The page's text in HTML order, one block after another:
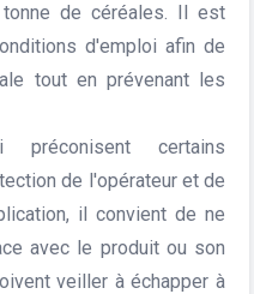
de céréales. Il est
d'emploi afin de
tout en prévenant les
préconisent certains
de l'opérateur et de
il convient de ne
avec le produit ou son
veiller à échapper à